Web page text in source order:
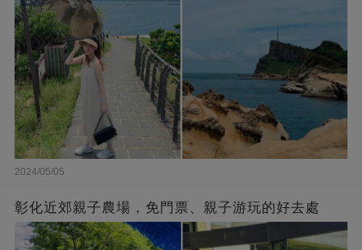
2024/05/05
彰化近郊親子農場，免門票、親子游玩的好去處